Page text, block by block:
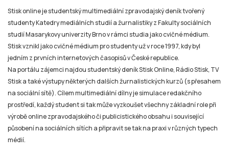
Stisk online je studentský multimediální zpravodajský deník tvořený
studenty Katedry mediálních studií a žurnalistiky z Fakulty sociálních
studií Masarykovy univerzity Brno v rámci studia jako cvičné médium.
Stisk vznikl jako cvičné médium pro studenty už v roce 1997, kdy byl
jedním z prvních internetových časopisů v České republice.
Na portálu zájemci najdou studentský deník Stisk Online, Rádio Stisk, TV
Stisk a také výstupy některých dalších žurnalistických kurzů (s přesahem
na sociální sítě). Cílem multimediální dílny je simulace redakčního
prostředí, každý student si tak může vyzkoušet všechny základní role při
výrobě online zpravodajského či publicistického obsahu i související
působení na sociálních sítích a připravit se tak na praxi v různých typech
médií.